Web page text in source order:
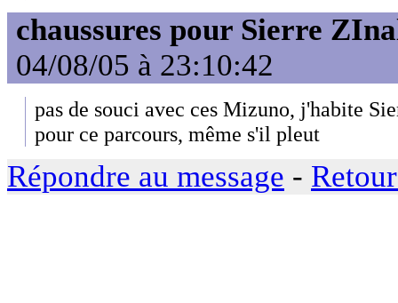
chaussures pour Sierre
04/08/05 à 23:10:42
pas de souci avec ces Mizuno, j'habite
pour ce parcours, même s'il pleut
Répondre au message -